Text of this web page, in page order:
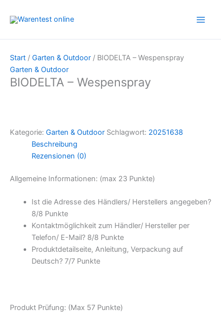
Inhalt
Start / Garten & Outdoor / BIODELTA – Wespenspray
Garten & Outdoor
BIODELTA – Wespenspray
Kategorie: Garten & Outdoor Schlagwort: 20251638
Beschreibung
Rezensionen (0)
Allgemeine Informationen: (max 23 Punkte)
Ist die Adresse des Händlers/ Herstellers angegeben?
8/8 Punkte
Kontaktmöglichkeit zum Händler/ Hersteller per
Telefon/ E-Mail? 8/8 Punkte
Produktdetailseite, Anleitung, Verpackung auf
Deutsch? 7/7 Punkte
Produkt Prüfung: (Max 57 Punkte)